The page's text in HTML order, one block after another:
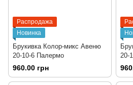
Распродажа
Новинка
Брукивка Колор-микс Авеню
20-10-6 Палермо
960.00 грн
20-